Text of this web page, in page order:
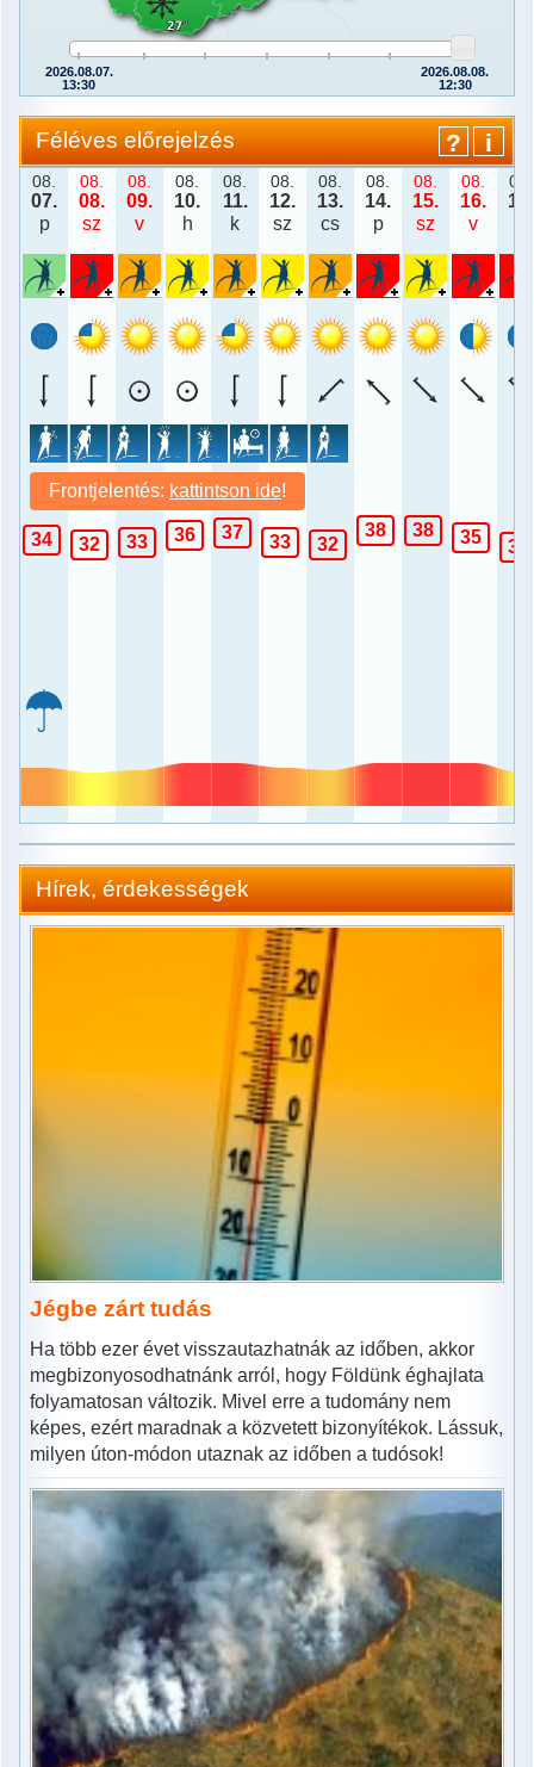
2026.08.07.
13:30
2026.08.08.
12:30
Féléves előrejelzés ? i
Veszély
Hőmérséklet maximum
Anomália
08.
07.
p
Frontjelentés: kattintson ide!
34
08.
08.
sz
32
08.
09.
v
33
08.
10.
h
36
08.
11.
k
37
08.
12.
sz
33
08.
13.
cs
32
08.
14.
p
38
08.
15.
sz
38
08.
16.
v
35
08.
17.
31
Hírek, érdekességek
Jégbe zárt tudás
Ha több ezer évet visszautazhatnák az időben, akkor
megbizonyosodhatnánk arról, hogy Földünk éghajlata
folyamatosan változik. Mivel erre a tudomány nem
képes, ezért maradnak a közvetett bizonyítékok. Lássuk,
milyen úton-módon utaznak az időben a tudósok!